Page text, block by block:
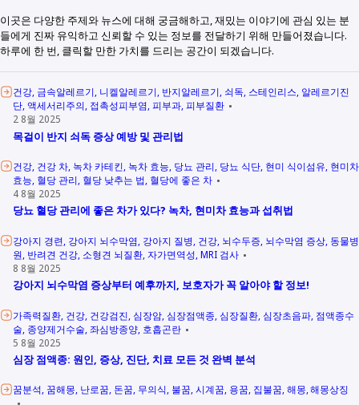
이곳은 다양한 주제와 뉴스에 대해 궁금해하고, 재밌는 이야기에 관심 있는 분
들에게 진짜 유익하고 신뢰할 수 있는 정보를 전달하기 위해 만들어졌습니다.
하루에 한 번, 클릭할 만한 가치를 드리는 공간이 되겠습니다.
건강 금속알레르기 니켈알레르기 반지알레르기 쇠독 스테인리스 알레르기진
단 액세서리주의 접촉성피부염 피부과 피부질환
2 8월 2025
목걸이 반지 쇠독 증상 예방 및 관리법
건강 건강 차 녹차 카테킨 녹차 효능 당뇨 관리 당뇨 식단 현미 식이섬유 현미차
효능 혈당 관리 혈당 낮추는 법 혈당에 좋은 차
4 8월 2025
당뇨 혈당 관리에 좋은 차가 있다? 녹차, 현미차 효능과 섭취법
강아지 경련 강아지 뇌수막염 강아지 질병 건강 뇌수두증 뇌수막염 증상 동물병
원 반려견 건강 소형견 뇌질환 자가면역성 MRI 검사
8 8월 2025
강아지 뇌수막염 증상부터 예후까지, 보호자가 꼭 알아야 할 정보!
가족력질환 건강 건강검진 심장암 심장점액종 심장질환 심장초음파 점액종수
술 종양제거수술 좌심방종양 호흡곤란
5 8월 2025
심장 점액종: 원인, 증상, 진단, 치료 모든 것 완벽 분석
꿈분석 꿈해몽 난로꿈 돈꿈 무의식 불꿈 시계꿈 용꿈 집불꿈 해몽 해몽상징